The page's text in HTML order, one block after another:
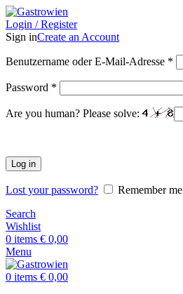
Login / Register
Sign inCreate an Account
Benutzername oder E-Mail-Adresse *
Password *
Are you human? Please solve:
Log in
Lost your password?
Remember me
Search
Wishlist
0 items € 0,00
Menu
0 items € 0,00